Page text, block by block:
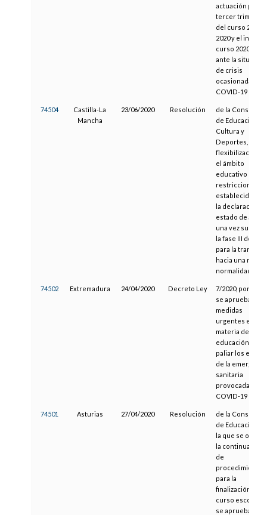
actuación para
tercer trimestre
del curso 2019-
2020 y el inicio
curso 2020-2021,
ante la situación
de crisis
ocasionada por
COVID-19
74504
Castilla-La
Mancha
23/06/2020 Resolución
de la Consejería
de Educación,
Cultura y
Deportes, para
flexibilización
el ámbito
educativo de las
restricciones
establecidas
la declaración
estado de
una vez
la fase III del
para la
hacia una nueva
normalidad
74502 Extremadura 24/04/2020 Decreto Ley
7/2020, por el
se aprueban
medidas
urgentes en
materia de
educación, para
paliar los
de la
sanitaria
provocada por
COVID-19
74501 Asturias 27/04/2020 Resolución
de la Consejería
de Educación,
la que se
la continuación
de
procedimientos
para la
finalización del
curso escolar y
se aprueban